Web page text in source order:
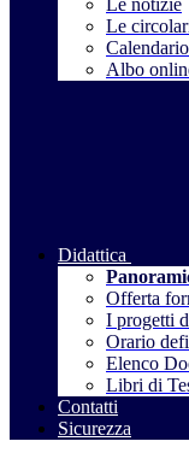
Le notizie
Le
Albo
Didattica
Offerta
I progetti
Orario
Elenco
Libri di
Contatti
Sicurezza